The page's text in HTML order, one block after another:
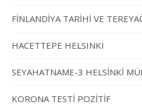
FİNLANDİYA TARİHİ VE
HACETTEPE HELSINKI
SEYAHATNAME-3 HELSİNKİ
KORONA TESTİ POZİTİF